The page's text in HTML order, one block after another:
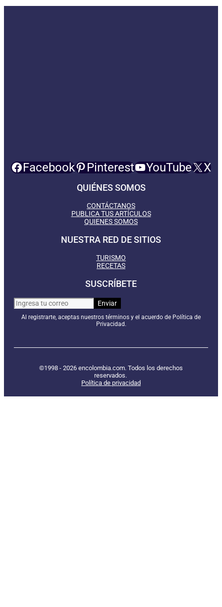
Facebook Pinterest YouTube X
QUIÉNES SOMOS
CONTÁCTANOS
PUBLICA TUS ARTÍCULOS
QUIENES SOMOS
NUESTRA RED DE SITIOS
TURISMO
RECETAS
SUSCRÍBETE
Al registrarte, aceptas nuestros términos y el acuerdo de Política de
Privacidad.
©1998 - 2026 encolombia.com. Todos los derechos
reservados.
Política de privacidad